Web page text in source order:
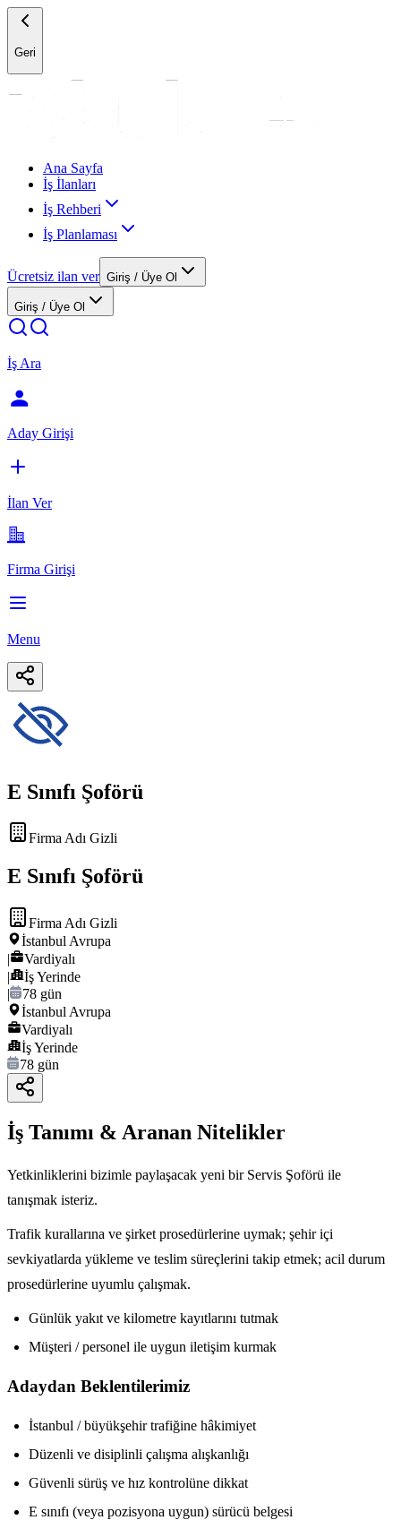
Geri
Ana Sayfa
İş İlanları
İş Rehberi
İş Planlaması
Ücretsiz ilan ver Giriş / Üye Ol
Giriş / Üye Ol
İş Ara
Aday Girişi
İlan Ver
Firma Girişi
Menu
E Sınıfı Şoförü
Firma Adı Gizli
E Sınıfı Şoförü
Firma Adı Gizli
İstanbul Avrupa
|
Vardiyalı
|
İş Yerinde
|
78 gün
İstanbul Avrupa
Vardiyalı
İş Yerinde
78 gün
İş Tanımı & Aranan Nitelikler
Yetkinliklerini bizimle paylaşacak yeni bir Servis Şoförü ile
tanışmak isteriz.
Trafik kurallarına ve şirket prosedürlerine uymak; şehir içi
sevkiyatlarda yükleme ve teslim süreçlerini takip etmek; acil durum
prosedürlerine uyumlu çalışmak.
Günlük yakıt ve kilometre kayıtlarını tutmak
Müşteri / personel ile uygun iletişim kurmak
Adaydan Beklentilerimiz
İstanbul / büyükşehir trafiğine hâkimiyet
Düzenli ve disiplinli çalışma alışkanlığı
Güvenli sürüş ve hız kontrolüne dikkat
E sınıfı (veya pozisyona uygun) sürücü belgesi